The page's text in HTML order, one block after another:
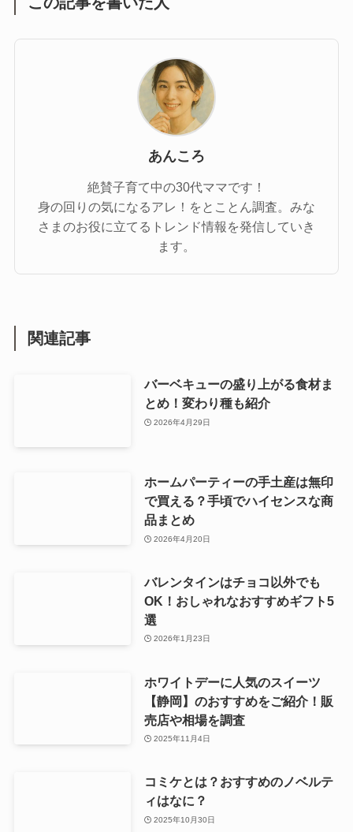
あんころ
絶賛子育て中の30代ママです！
身の回りの気になるアレ！をとことん調査。みな
さまのお役に立てるトレンド情報を発信していき
ます。
関連記事
バーベキューの盛り上がる食材ま
とめ！変わり種も紹介
2026年4月29日
ホームパーティーの手土産は無印
で買える？手頃でハイセンスな商
品まとめ
2026年4月20日
バレンタインはチョコ以外でも
OK！おしゃれなおすすめギフト5
選
2026年1月23日
ホワイトデーに人気のスイーツ
【静岡】のおすすめをご紹介！販
売店や相場を調査
2025年11月4日
コミケとは？おすすめのノベルテ
ィはなに？
2025年10月30日